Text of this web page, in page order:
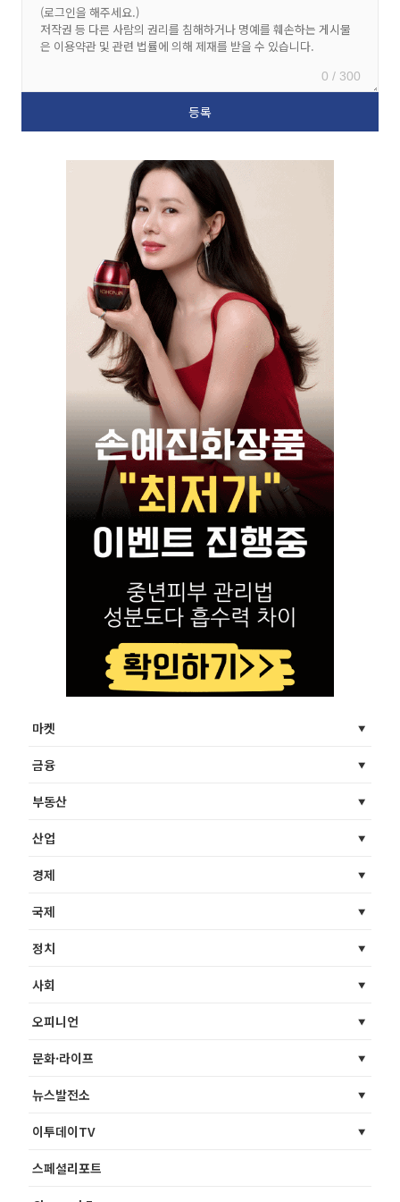
0 / 300
마켓
금융
부동산
산업
경제
국제
정치
사회
오피니언
문화·라이프
뉴스발전소
이투데이TV
스페셜리포트